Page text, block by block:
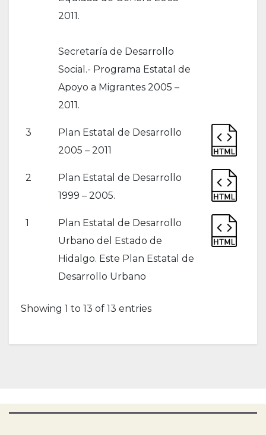
2011.
Secretaría de Desarrollo
Social.- Programa Estatal de
Apoyo a Migrantes 2005 –
2011.
3
Plan Estatal de Desarrollo
2005 – 2011
2
Plan Estatal de Desarrollo
1999 – 2005.
1
Plan Estatal de Desarrollo
Urbano del Estado de
Hidalgo. Este Plan Estatal de
Desarrollo Urbano
Showing 1 to 13 of 13 entries